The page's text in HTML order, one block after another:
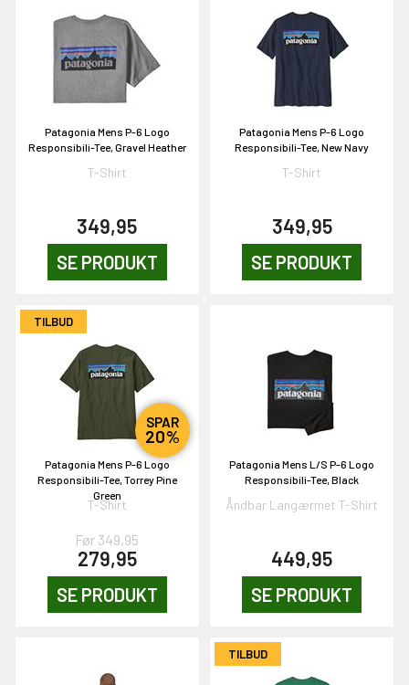
Patagonia Mens P-6 Logo
Responsibili-Tee, Gravel Heather
T-Shirt
349,95
SE PRODUKT
Patagonia Mens P-6 Logo
Responsibili-Tee, New Navy
T-Shirt
349,95
SE PRODUKT
TILBUD
SPAR
20%
Patagonia Mens P-6 Logo
Responsibili-Tee, Torrey Pine
Green
T-Shirt
Før 349,95
279,95
SE PRODUKT
Patagonia Mens L/S P-6 Logo
Responsibili-Tee, Black
Åndbar Langærmet T-Shirt
449,95
SE PRODUKT
TILBUD
om et gavekort på
om måneden
VIND!
DELTAG!